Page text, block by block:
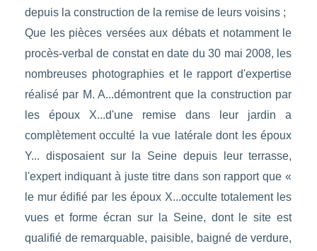
depuis la construction de la remise de leurs voisins ;
Que les pièces versées aux débats et notamment le
procès-verbal de constat en date du 30 mai 2008, les
nombreuses photographies et le rapport d'expertise
réalisé par M. A...démontrent que la construction par
les époux X...d'une remise dans leur jardin a
complètement occulté la vue latérale dont les époux
Y... disposaient sur la Seine depuis leur terrasse,
l'expert indiquant à juste titre dans son rapport que «
le mur édifié par les époux X...occulte totalement les
vues et forme écran sur la Seine, dont le site est
qualifié de remarquable, paisible, baigné de verdure,